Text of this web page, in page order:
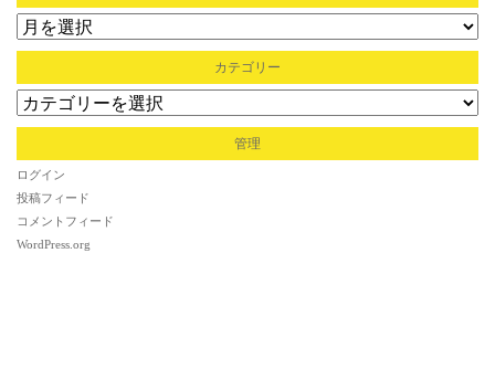
カテゴリー
管理
ログイン
投稿フィード
コメントフィード
WordPress.org